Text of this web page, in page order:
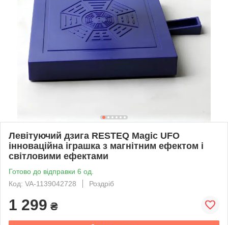
Левітуючий дзига RESTEQ Magic UFO
інноваційна іграшка з магнітним ефектом і
світловими ефектами
Готово до відправки 6 од.
Код: VA-1139042728
Роздріб
1 299 ₴